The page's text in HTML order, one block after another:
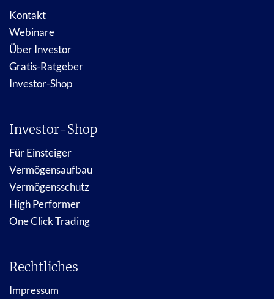
Kontakt
Webinare
Über Investor
Gratis-Ratgeber
Investor-Shop
Investor-Shop
Für Einsteiger
Vermögensaufbau
Vermögensschutz
High Performer
One Click Trading
Rechtliches
Impressum